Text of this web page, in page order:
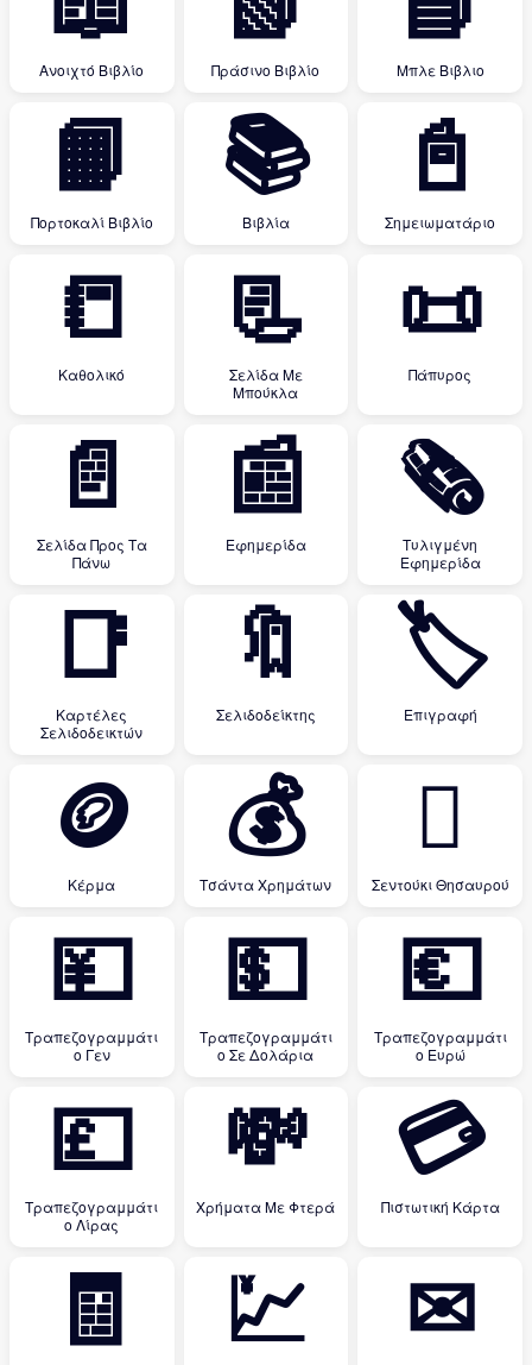
Ανοιχτό Βιβλίο Πράσινο Βιβλίο Μπλε Βιβλιο
📙
Πορτοκαλί Βιβλίο
📚
Βιβλία
📓
Σημειωματάριο
📒
Καθολικό
📃
Σελίδα Με
Μπούκλα
📜
Πάπυρος
📄
Σελίδα Προς Τα
Πάνω
📰
Εφημερίδα
🗞
Τυλιγμένη
Εφημερίδα
📑
Καρτέλες
Σελιδοδεικτών
🔖
Σελιδοδείκτης
🏷
Επιγραφή
🪙
Κέρμα
💰
Τσάντα Χρημάτων
🪎
Σεντούκι Θησαυρού
💴
Τραπεζογραμμάτι
ο Γεν
💵
Τραπεζογραμμάτι
ο Σε Δολάρια
💶
Τραπεζογραμμάτι
ο Ευρώ
💷
Τραπεζογραμμάτι
ο Λίρας
💸
Χρήματα Με Φτερά
💳
Πιστωτική Κάρτα
🧾 💹 ✉